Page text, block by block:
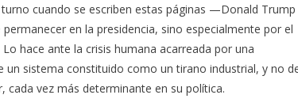
cuando se escriben estas páginas —Donald Trump
en la presidencia, sino especialmente por el
hace ante la crisis humana acarreada por una
un sistema constituido como un tirano industrial, y no
cada vez más determinante en su política.